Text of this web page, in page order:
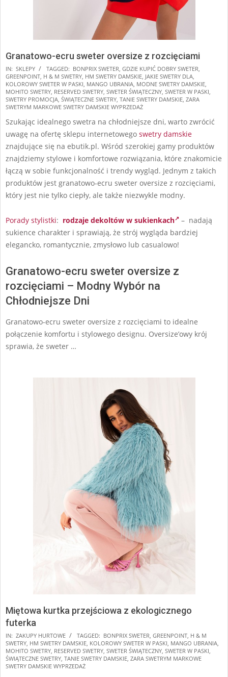
Granatowo-ecru sweter oversize z rozcięciami
2025-
11-
10
IN: SKLEPY TAGGED: BONPRIX SWETER, GDZIE KUPIĆ DOBRY SWETER,
GREENPOINT, H & M SWETRY, HM SWETRY DAMSKIE, JAKIE SWETRY DLA,
KOLOROWY SWETER W PASKI, MANGO UBRANIA, MODNE SWETRY DAMSKIE,
MOHITO SWETRY, RESERVED SWETRY, SWETER ŚWIĄTECZNY, SWETER W PASKI,
SWETRY PROMOCJA, ŚWIĄTECZNE SWETRY, TANIE SWETRY DAMSKIE, ZARA
SWETRYM MARKOWE SWETRY DAMSKIE WYPRZEDAŻ
Szukając idealnego swetra na chłodniejsze dni, warto zwrócić
uwagę na ofertę sklepu internetowego swetry damskie
znajdujące się na ebutik.pl. Wśród szerokiej gamy produktów
znajdziemy stylowe i komfortowe rozwiązania, które znakomicie
łączą w sobie funkcjonalność i trendy wygląd. Jednym z takich
produktów jest granatowo-ecru sweter oversize z rozcięciami,
który jest nie tylko ciepły, ale także niezwykle modny.
Porady stylistki: rodzaje dekoltów w sukienkach
– nadają
sukience charakter i sprawiają, że strój wygląda bardziej
elegancko, romantycznie, zmysłowo lub casualowo!
Granatowo-ecru sweter oversize z
rozcięciami – Modny Wybór na
Chłodniejsze Dni
Granatowo-ecru sweter oversize z rozcięciami to idealne
połączenie komfortu i stylowego designu. Oversize’owy krój
sprawia, że sweter …
Miętowa kurtka przejściowa z ekologicznego
futerka
2025-
11-
09
IN: ZAKUPY HURTOWE TAGGED: BONPRIX SWETER GREENPOINT H & M
SWETRY HM SWETRY DAMSKIE KOLOROWY SWETER W PASKI MANGO UBRANIA
MOHITO SWETRY RESERVED SWETRY SWETER ŚWIĄTECZNY SWETER W PASKI
ŚWIĄTECZNE SWETRY TANIE SWETRY DAMSKIE ZARA SWETRYM MARKOWE
SWETRY DAMSKIE WYPRZEDAŻ